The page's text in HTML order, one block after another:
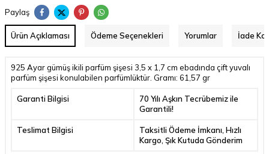
Paylaş
Ürün Açıklaması Ödeme Seçenekleri Yorumlar İade
925 Ayar gümüş ikili parfüm şişesi 3,5 x 1,7 cm ebadında çift yuvalı
parfüm şişesi konulabilen parfümlüktür. Gramı: 61,57 gr
Garanti Bilgisi
70 Yılı Aşkın Tecrübemiz ile
Garantili!
Teslimat Bilgisi
Taksitli Ödeme İmkanı, Hızlı
Kargo, Şık Kutuda Gönderim